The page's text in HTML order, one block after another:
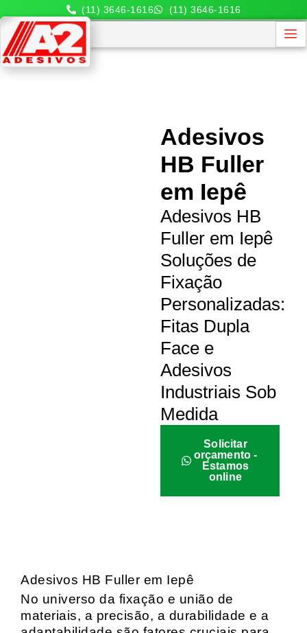
(11) 3646-1616 (11) 3646-1616
Adesivos
HB Fuller
em Iepê
Adesivos HB
Fuller em Iepê
Soluções de
Fixação
Personalizadas:
Fitas Dupla
Face e
Adesivos
Industriais Sob
Medida
Solicitar
orçamento -
Estamos
online
Adesivos HB Fuller em Iepê
No universo da fixação e união de
materiais, a precisão, a durabilidade e a